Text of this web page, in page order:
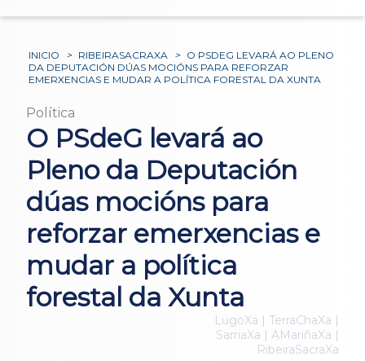
INICIO > RIBEIRASACRAXA > O PSDEG LEVARÁ AO PLENO
DA DEPUTACIÓN DÚAS MOCIÓNS PARA REFORZAR
EMERXENCIAS E MUDAR A POLÍTICA FORESTAL DA XUNTA
Política
O PSdeG levará ao
Pleno da Deputación
dúas mocións para
reforzar emerxencias e
mudar a política
forestal da Xunta
LugoXa | TerraChaXa |
SarriaXa | AMariñaXa |
RibeiraSacraXa